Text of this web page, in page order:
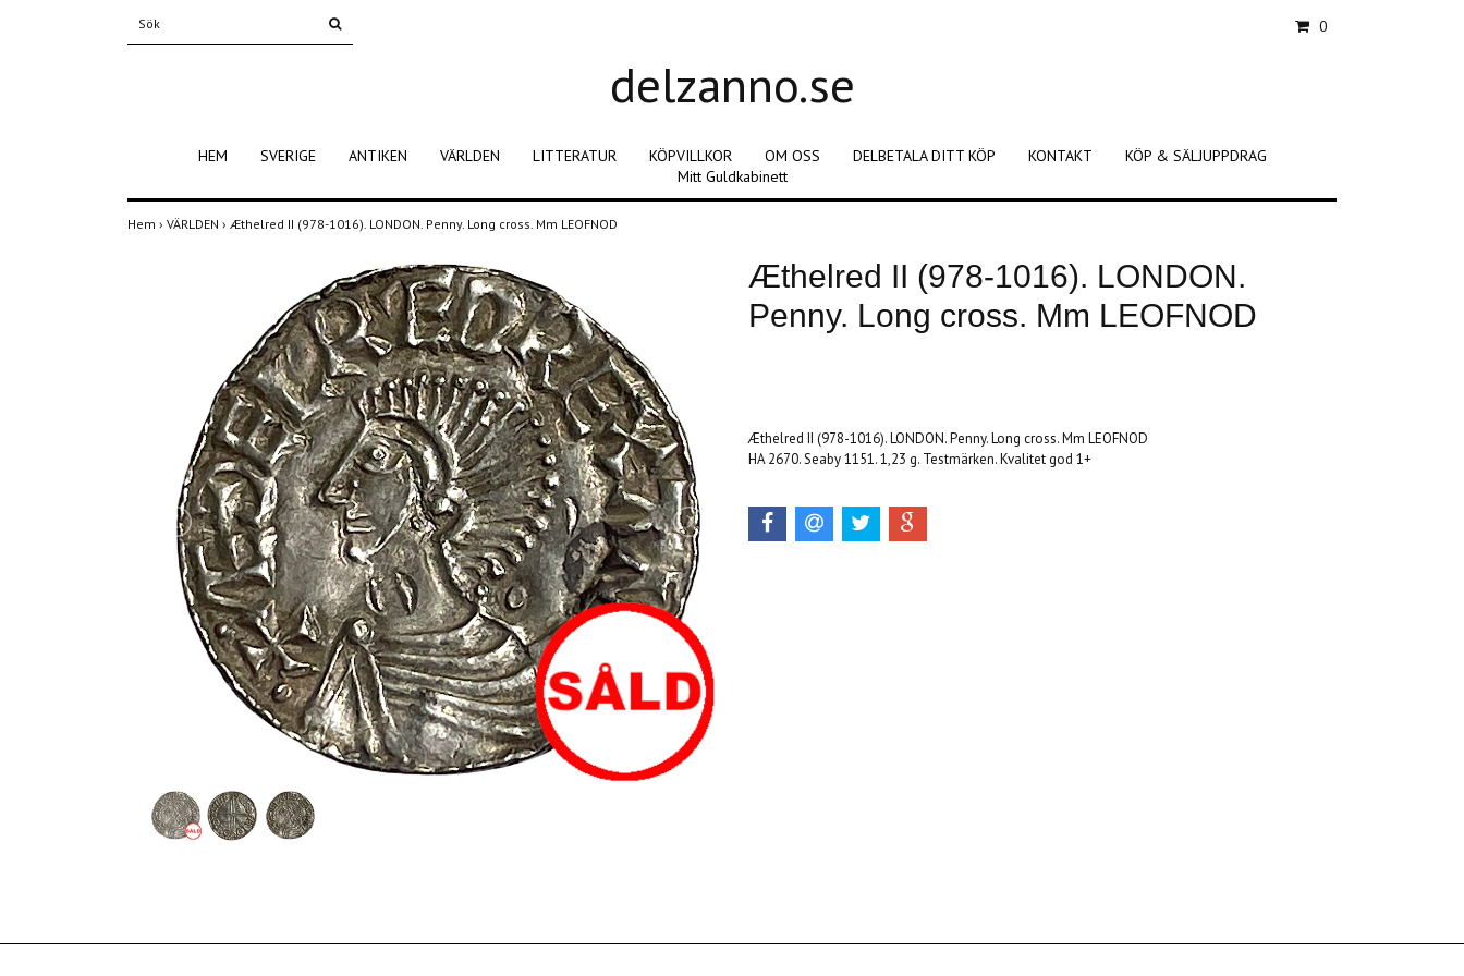
0
delzanno.se
HEM SVERIGE ANTIKEN VÄRLDEN LITTERATUR KÖPVILLKOR OM OSS DELBETALA DITT KÖP KONTAKT
KÖP & SÄLJUPPDRAG
Mitt Guldkabinett
Hem › VÄRLDEN › Æthelred II (978-1016). LONDON. Penny. Long cross. Mm LEOFNOD
Æthelred II (978-1016). LONDON.
Penny. Long cross. Mm LEOFNOD
Æthelred II (978-1016). LONDON. Penny. Long cross. Mm LEOFNOD
HA 2670. Seaby 1151. 1,23 g. Testmärken. Kvalitet god 1+